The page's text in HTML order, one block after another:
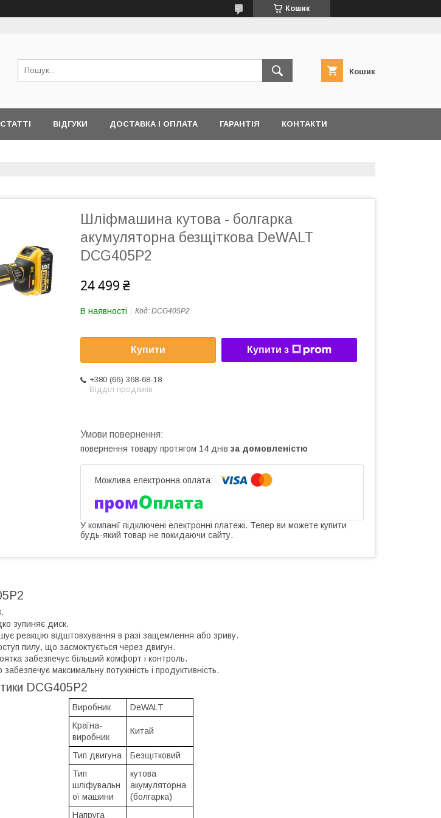
Кошик
Кошик
ВІДГУКИ ДОСТАВКА І ОПЛАТА ГАРАНТІЯ КОНТАКТИ
Шліфмашина кутова - болгарка
акумуляторна безщіткова DeWALT
DCG405P2
24 499 ₴
В наявності Код: DCG405P2
Купити Купити з
+380 (66) 368-68-18
Відділ продажів
повернення товару протягом 14 днів за домовленістю
У компанії підключені електронні платежі. Тепер ви можете купити
будь-який товар не покидаючи сайту.
зупиняє диск.
реакцію відштовхування в разі защемлення або зриву.
пилу, що засмоктується через двигун.
забезпечує більший комфорт і контроль.
максимальну потужність і продуктивність.
DCG405P2
Виробник
DeWALT
Країна-
виробник
Китай
Тип двигуна
Безщітковий
Тип
шліфувальн
ої машини
кутова
акумуляторна
(болгарка)
Напруга